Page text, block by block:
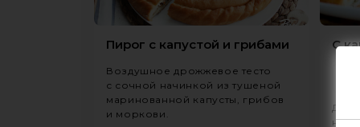
Пирог с капустой и грибами
Воздушное дрожжевое тесто
с сочной начинкой из тушеной
маринованной капусты, грибов
и моркови.
С